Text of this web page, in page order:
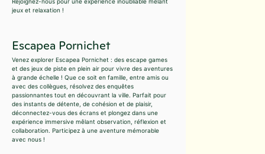
jeux et relaxation !
Escapea Pornichet
Venez explorer Escapea Pornichet : des escape games
et des jeux de piste en plein air pour vivre des aventures
à grande échelle ! Que ce soit en famille, entre amis ou
avec des collègues, résolvez des enquêtes
passionnantes tout en découvrant la ville. Parfait pour
des instants de détente, de cohésion et de plaisir,
déconnectez-vous des écrans et plongez dans une
expérience immersive mêlant observation, réflexion et
collaboration. Participez à une aventure mémorable
avec nous !